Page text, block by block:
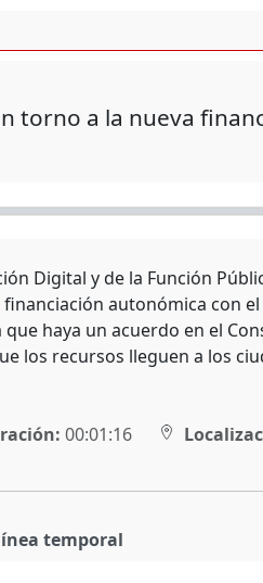
torno a la nueva
Digital y de la Función
autonómica con
haya un acuerdo en el
los recursos lleguen a los
00:01:16
temporal